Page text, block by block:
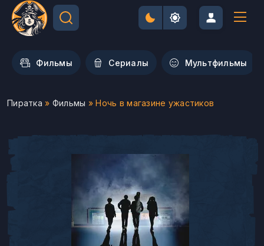
Фильмы Сериалы Мультфильмы
Пиратка » Фильмы » Ночь в магазине ужастиков